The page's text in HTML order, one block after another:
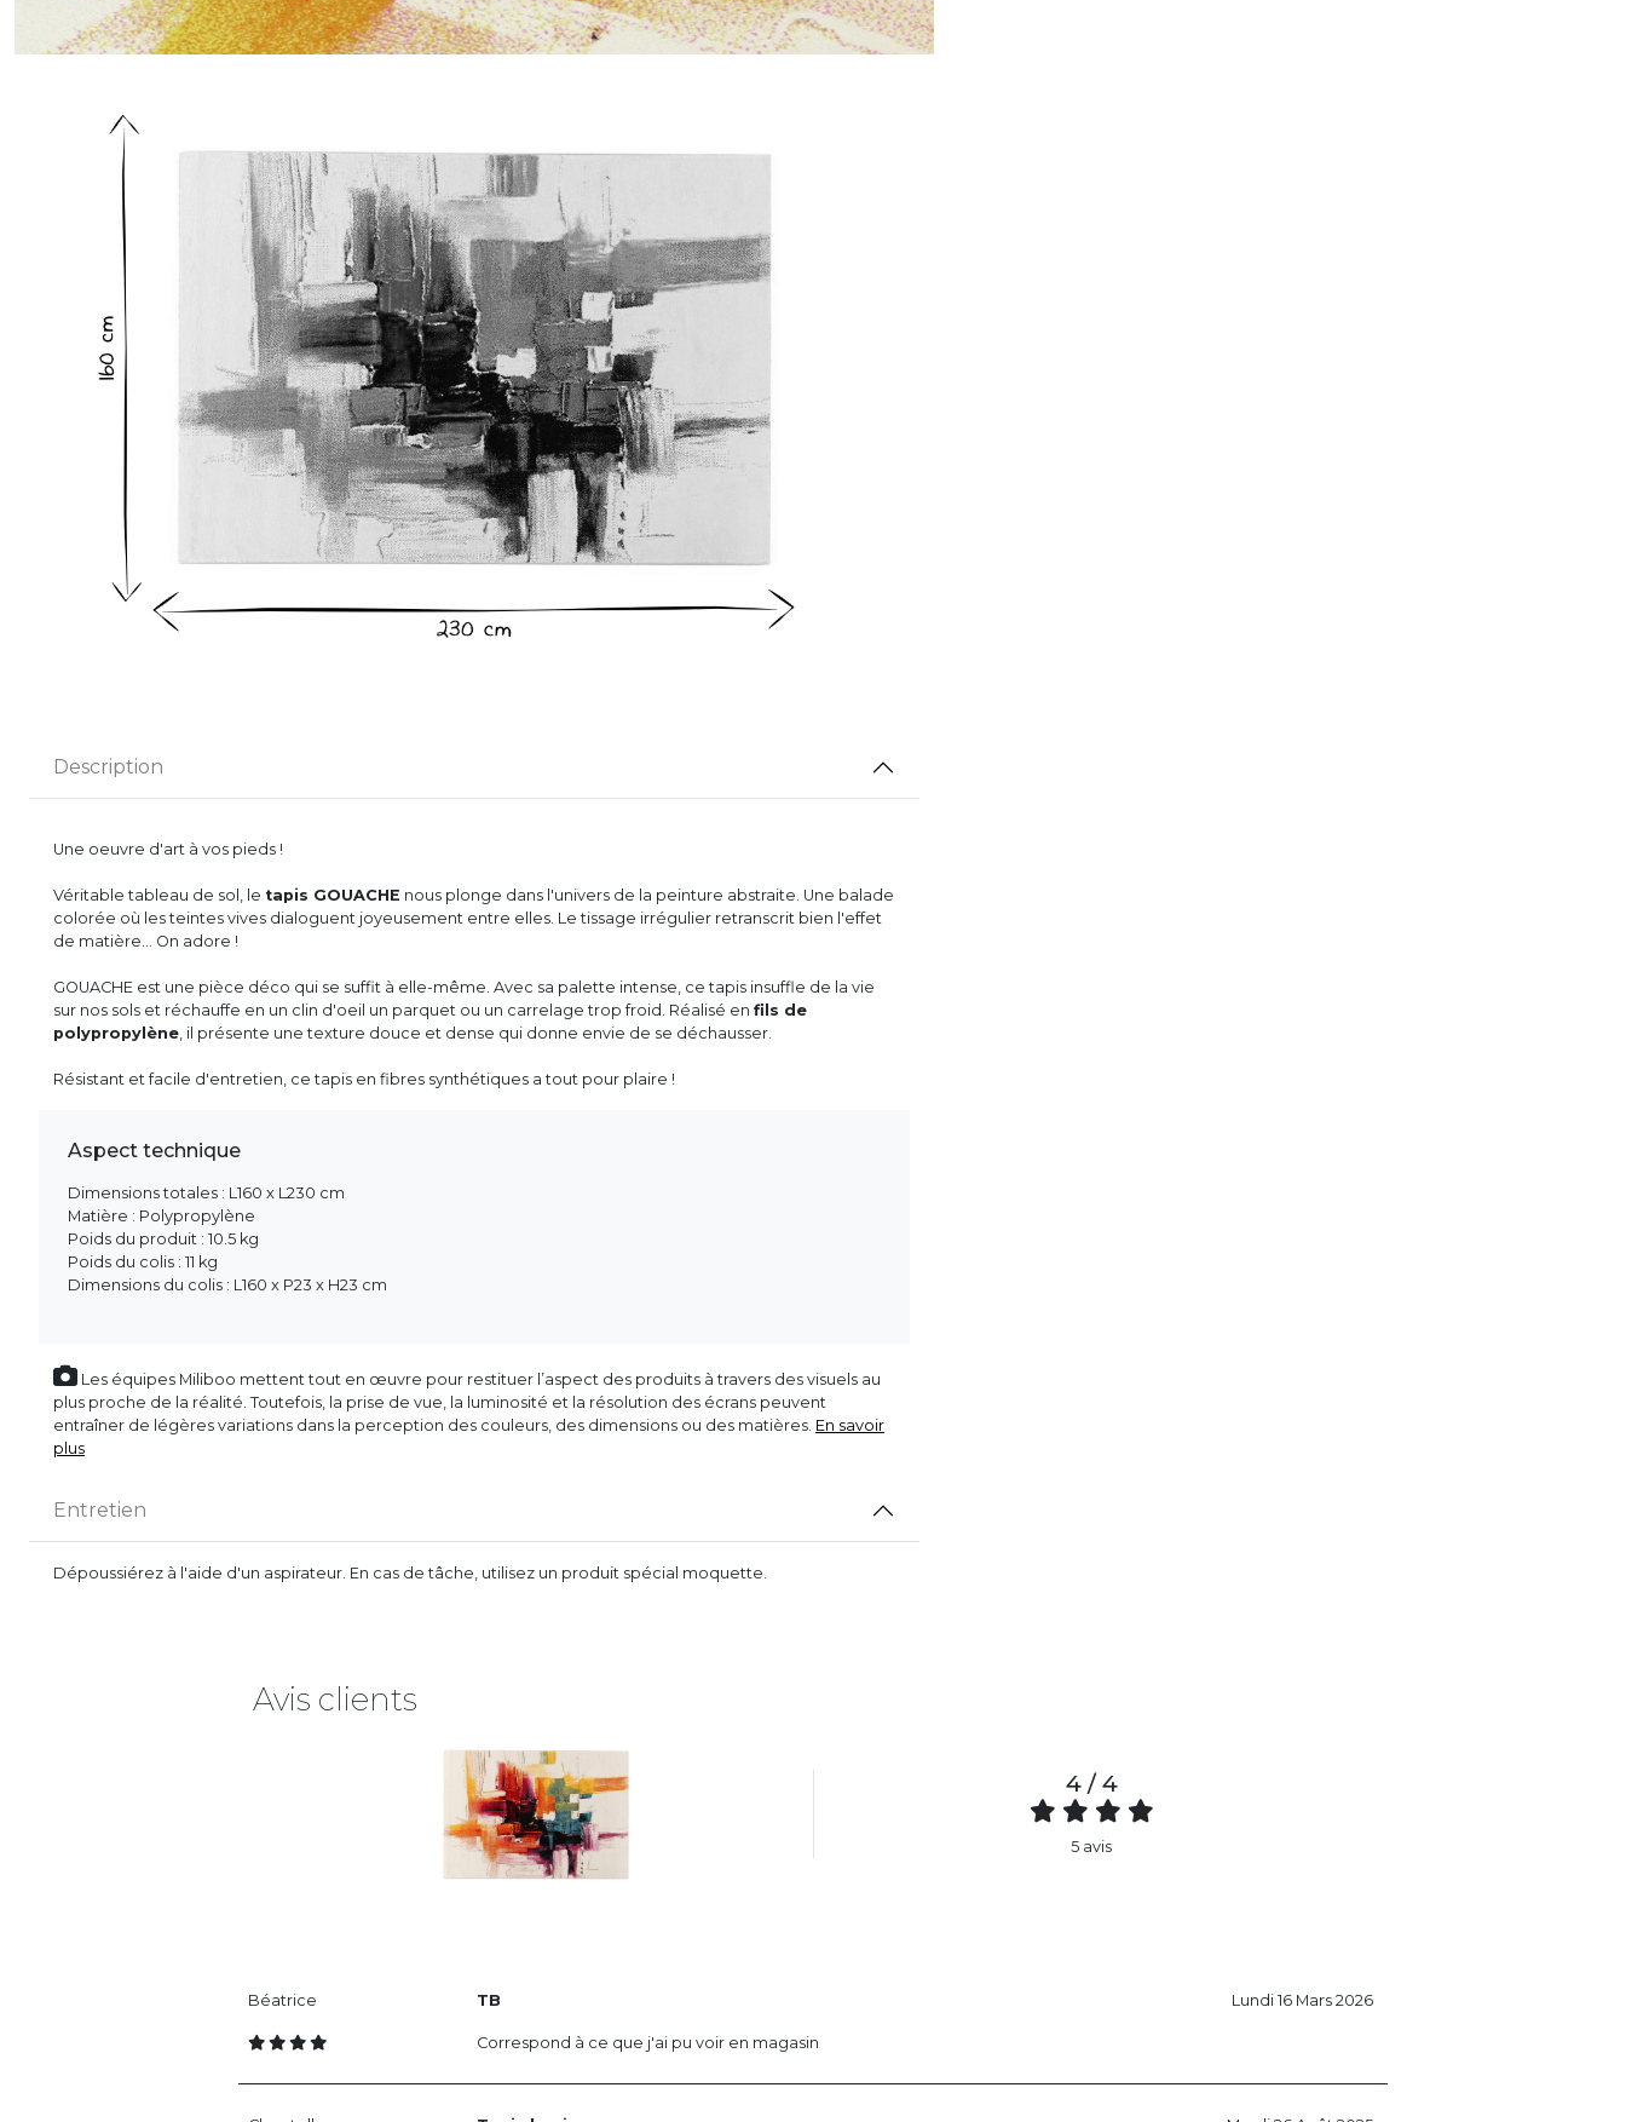
Description
Une oeuvre d'art à vos pieds !
Véritable tableau de sol, le tapis GOUACHE nous plonge dans l'univers de la peinture abstraite. Une balade
colorée où les teintes vives dialoguent joyeusement entre elles. Le tissage irrégulier retranscrit bien l'effet
de matière... On adore !
GOUACHE est une pièce déco qui se suffit à elle-même. Avec sa palette intense, ce tapis insuffle de la vie
sur nos sols et réchauffe en un clin d'oeil un parquet ou un carrelage trop froid. Réalisé en fils de
polypropylène , il présente une texture douce et dense qui donne envie de se déchausser.
Résistant et facile d'entretien, ce tapis en fibres synthétiques a tout pour plaire !
Aspect technique
Dimensions totales : L160 x L230 cm
Matière : Polypropylène
Poids du produit : 10.5 kg
Poids du colis : 11 kg
Dimensions du colis : L160 x P23 x H23 cm
Les équipes Miliboo mettent tout en œuvre pour restituer l’aspect des produits à travers des visuels au
plus proche de la réalité. Toutefois, la prise de vue, la luminosité et la résolution des écrans peuvent
entraîner de légères variations dans la perception des couleurs, des dimensions ou des matières. En savoir
plus
Entretien
Dépoussiérez à l'aide d'un aspirateur. En cas de tâche, utilisez un produit spécial moquette.
Avis clients
4 / 4
5 avis
Béatrice TB
Correspond à ce que j'ai pu voir en magasin
Lundi 16 Mars 2026